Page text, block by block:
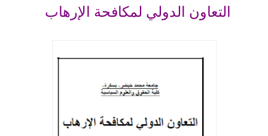
التعاون الدولي لمكافحة الإرهاب